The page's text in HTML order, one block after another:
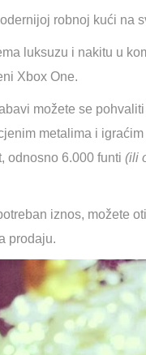
robnoj kući na
luksuzu i nakitu u
Xbox One.
možete se
metalima i
odnosno 6.000 funti (ili
iznos, možete
prodaju.